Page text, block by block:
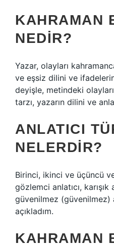
KAHRAMAN
NEDIR?
Yazar, olayları
ve eşsiz dilini ve
deyişle, metindeki
tarzı, yazarın dilini ve
ANLATICI
NELERDIR?
Birinci, ikinci ve üçüncü
gözlemci anlatıcı, karışık
güvenilmez (güvenilmez)
açıkladım.
KAHRAMAN